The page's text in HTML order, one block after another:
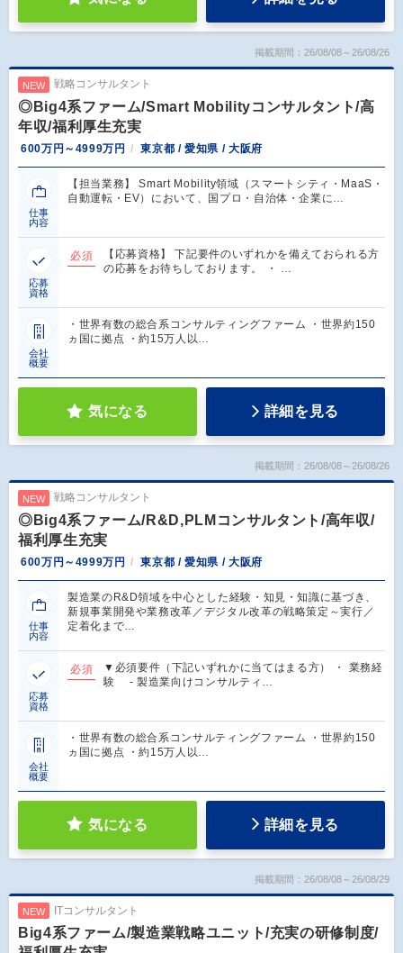
掲載期間：26/08/08～26/08/26
NEW 戦略コンサルタント
◎Big4系ファーム/Smart Mobilityコンサルタント/高
年収/福利厚生充実
600万円～4999万円 東京都 / 愛知県 / 大阪府
仕事
内容
【担当業務】 Smart Mobility領域（スマートシティ・MaaS・
自動運転・EV）において、国プロ・自治体・企業に…
応募
資格
必須
【応募資格】 下記要件のいずれかを備えておられる方
の応募をお待ちしております。 ・ …
会社
概要
・世界有数の総合系コンサルティングファーム ・世界約150
ヵ国に拠点 ・約15万人以…
気になる 詳細を見る
掲載期間：26/08/08～26/08/26
NEW 戦略コンサルタント
◎Big4系ファーム/R&D,PLMコンサルタント/高年収/
福利厚生充実
600万円～4999万円 東京都 / 愛知県 / 大阪府
仕事
内容
製造業のR&D領域を中心とした経験・知見・知識に基づき、
新規事業開発や業務改革／デジタル改革の戦略策定～実行／
定着化まで…
応募
資格
必須
▼必須要件（下記いずれかに当てはまる方） ・ 業務経
験 - 製造業向けコンサルティ…
会社
概要
・世界有数の総合系コンサルティングファーム ・世界約150
ヵ国に拠点 ・約15万人以…
気になる 詳細を見る
掲載期間：26/08/08～26/08/29
NEW ITコンサルタント
Big4系ファーム/製造業戦略ユニット/充実の研修制度/